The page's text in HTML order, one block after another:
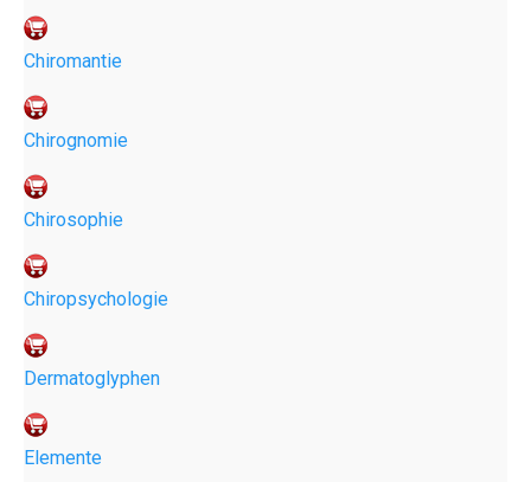
Chiromantie
Chirognomie
Chirosophie
Chiropsychologie
Dermatoglyphen
Elemente